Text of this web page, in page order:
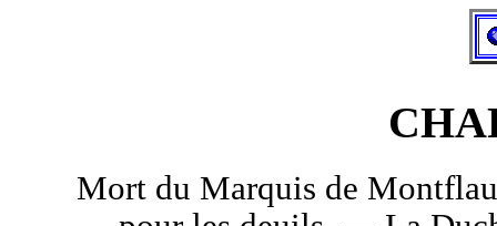
Mort du Marquis de